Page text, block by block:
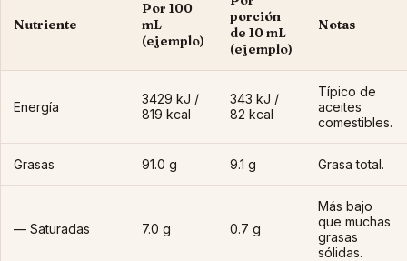
Nutriente
Por 100
mL
(ejemplo)
porción
de 10 mL
(ejemplo)
Notas
Energía
3429 kJ /
819 kcal
343 kJ /
82 kcal
Típico de
aceites
comestibles.
Grasas 91.0 g 9.1 g Grasa total.
— Saturadas 7.0 g 0.7 g
Más bajo
que muchas
grasas
sólidas.